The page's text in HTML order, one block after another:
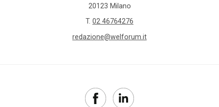
20123 Milano
T. 02 46764276
redazione@welforum.it